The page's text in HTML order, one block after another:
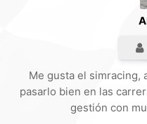
Me gusta el simracing,
pasarlo bien en las
gestión con